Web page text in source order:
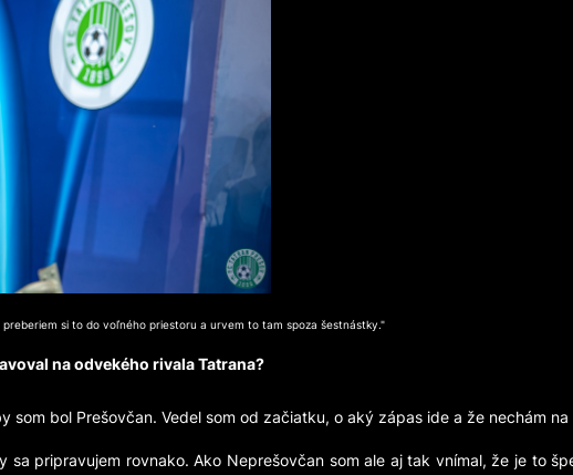
si to do voľného priestoru a urvem to tam spoza šestnástky."
na odvekého rivala Tatrana?
som bol Prešovčan. Vedel som od začiatku, o aký zápas ide a že nechám
sa pripravujem rovnako. Ako Neprešovčan som ale aj tak vnímal, že je to